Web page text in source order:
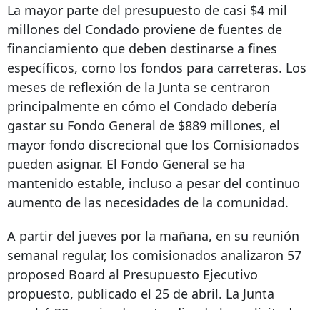
La mayor parte del presupuesto de casi $4 mil
millones del Condado proviene de fuentes de
financiamiento que deben destinarse a fines
específicos, como los fondos para carreteras. Los
meses de reflexión de la Junta se centraron
principalmente en cómo el Condado debería
gastar su Fondo General de $889 millones, el
mayor fondo discrecional que los Comisionados
pueden asignar. El Fondo General se ha
mantenido estable, incluso a pesar del continuo
aumento de las necesidades de la comunidad.
A partir del jueves por la mañana, en su reunión
semanal regular, los comisionados analizaron 57
proposed Board al Presupuesto Ejecutivo
propuesto, publicado el 25 de abril. La Junta